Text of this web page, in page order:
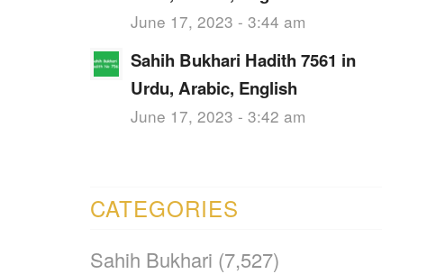
June 17, 2023 - 3:44 am
Sahih Bukhari Hadith 7561 in
Urdu, Arabic, English
June 17, 2023 - 3:42 am
CATEGORIES
Sahih Bukhari (7,527)